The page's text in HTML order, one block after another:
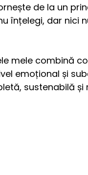
de la un
înțelegi, dar nici
mele combină
emoțional și
sustenabilă și